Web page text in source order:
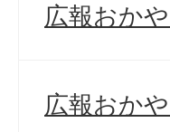
広報おか
広報おか